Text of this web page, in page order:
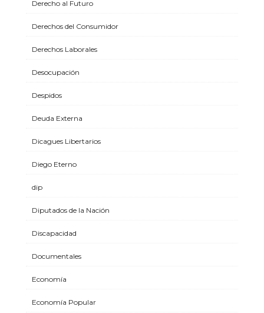
Derecho al Futuro
Derechos del Consumidor
Derechos Laborales
Desocupación
Despidos
Deuda Externa
Dicagues Libertarios
Diego Eterno
dip
Diputados de la Nación
Discapacidad
Documentales
Economía
Economía Popular